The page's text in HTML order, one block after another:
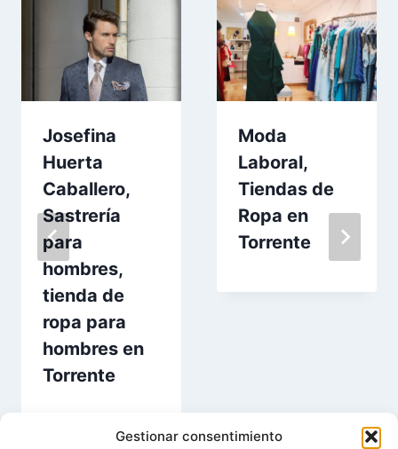
Gestionar consentimiento
Josefina
Huerta
Caballero,
Sastrería
para
hombres,
tienda de
ropa para
hombres en
Torrente
Moda
Laboral,
Tiendas de
Ropa en
Torrente